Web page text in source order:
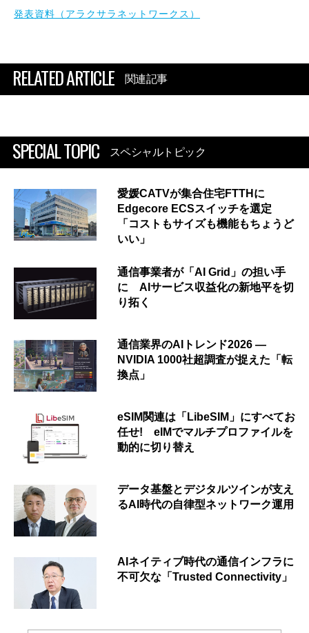
発表資料（アラクサラネットワークス）
RELATED ARTICLE 関連記事
SPECIAL TOPIC スペシャルトピック
愛媛CATVが集合住宅FTTHに
Edgecore ECSスイッチを選定
「コストもサイズも機能もちょうど
いい」
通信事業者が「AI Grid」の担い手
に AIサービス収益化の新地平を切
り拓く
通信業界のAIトレンド2026 ―
NVIDIA 1000社超調査が捉えた「転
換点」
eSIM関連は「LibeSIM」にすべてお
任せ! eIMでマルチプロファイルを
動的に切り替え
データ基盤とデジタルツインが支え
るAI時代の自律型ネットワーク運用
AIネイティブ時代の通信インフラに
不可欠な「Trusted Connectivity」